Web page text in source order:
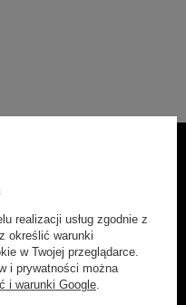
produktów SAXX, z
te zapewniają
co dzień, ale także
Z kolekcją Vibe
realizacji usług zgodnie z
określić warunki
w Twojej przeglądarce.
i prywatności można
i warunki Google.